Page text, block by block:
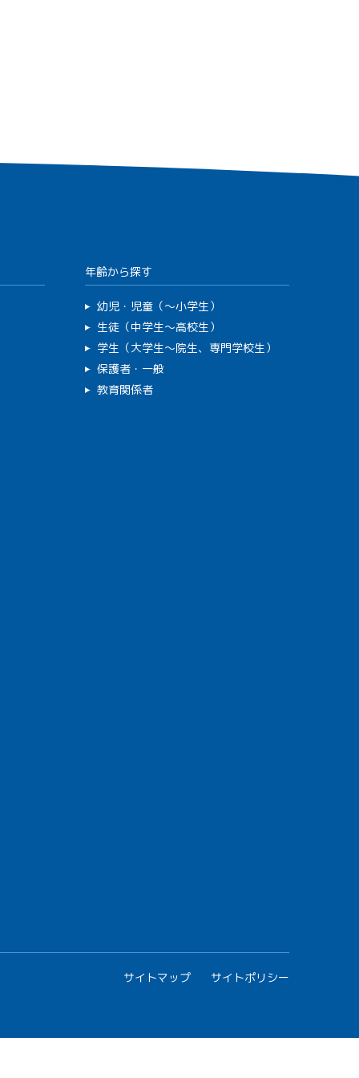
年齢から探す
幼児・児童（～小学生）
生徒（中学生～高校生）
学生（大学生～院生、専門学校生）
保護者・一般
教育関係者
サイトマップ サイトポリシー